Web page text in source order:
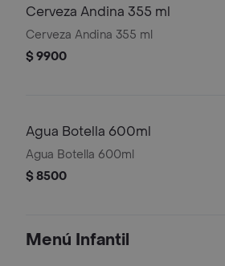
Cerveza Andina 355 ml
Cerveza Andina 355 ml
$ 9900
Agua Botella 600ml
Agua Botella 600ml
$ 8500
Menú Infantil